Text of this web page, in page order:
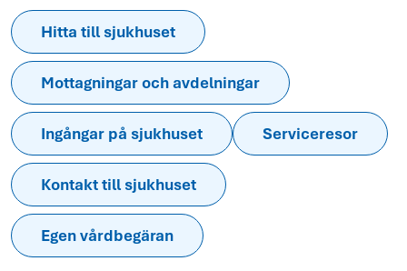
Hitta till sjukhuset
Mottagningar och avdelningar
Ingångar på sjukhuset Serviceresor
Kontakt till sjukhuset
Egen vårdbegäran